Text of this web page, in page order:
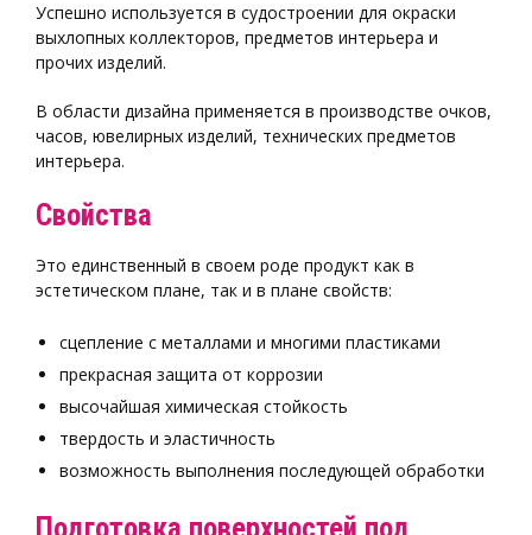
Успешно используется в судостроении для окраски
выхлопных коллекторов, предметов интерьера и
прочих изделий.
В области дизайна применяется в производстве очков,
часов, ювелирных изделий, технических предметов
интерьера.
Свойства
Это единственный в своем роде продукт как в
эстетическом плане, так и в плане свойств:
сцепление с металлами и многими пластиками
прекрасная защита от коррозии
высочайшая химическая стойкость
твердость и эластичность
возможность выполнения последующей обработки